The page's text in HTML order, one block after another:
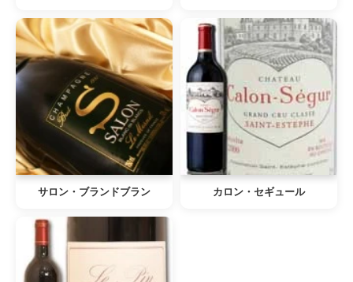
サロン・ブランドブラン カロン・セギュール